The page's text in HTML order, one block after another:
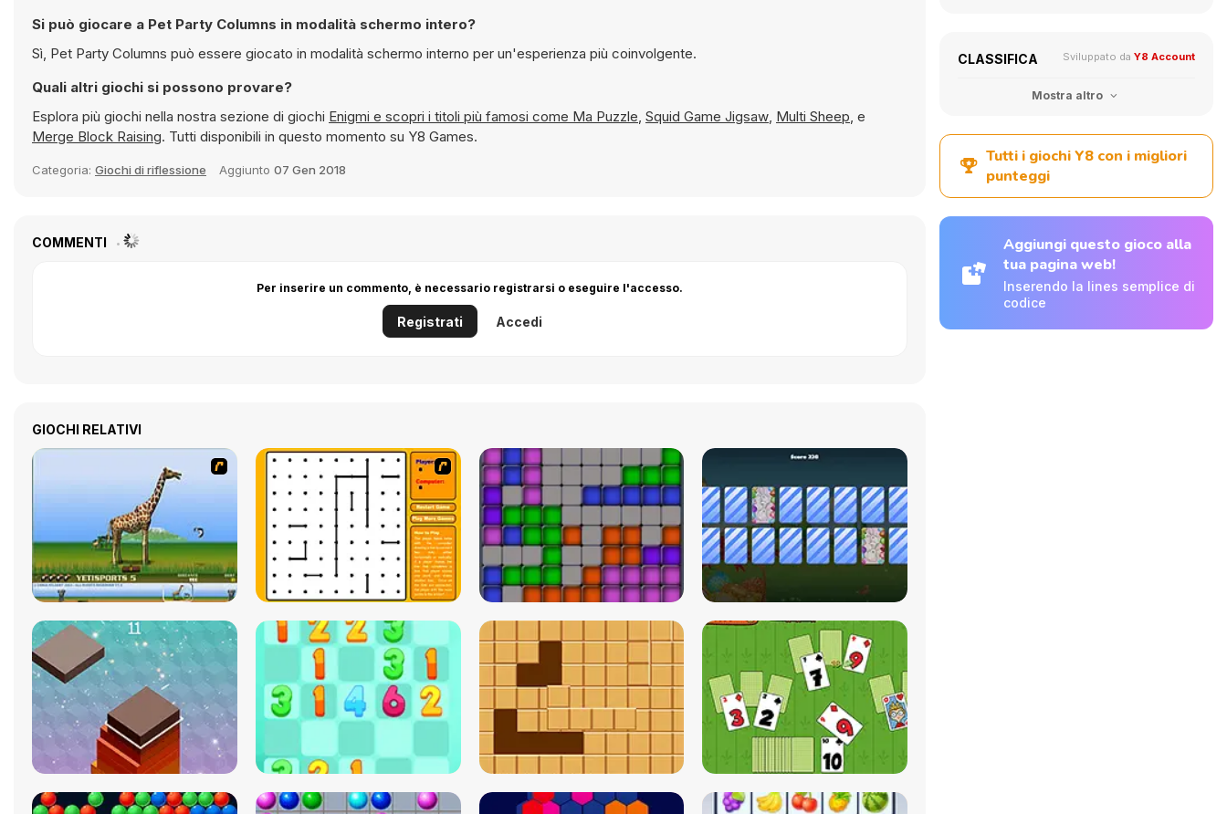
Si può giocare a Pet Party Columns in modalità schermo intero?
Sì, Pet Party Columns può essere giocato in modalità schermo interno per un'esperienza più coinvolgente.
Quali altri giochi si possono provare?
Esplora più giochi nella nostra sezione di giochi
Enigmi e scopri i titoli più famosi come Ma Puzzle, Squid Game Jigsaw, Multi Sheep, e
Merge Block Raising. Tutti disponibili in questo momento su Y8 Games.
Categoria: Giochi di riflessione Aggiunto 07 Gen 2018
COMMENTI
Per inserire un commento, è necessario registrarsi o eseguire l'accesso.
Registrati Accedi
GIOCHI RELATIVI
CLASSIFICA Sviluppato da Y8 Account
Mostra altro
Tutti i giochi Y8 con i migliori
punteggi
Aggiungi questo gioco alla
tua pagina web!
Inserendo la lines semplice di
codice